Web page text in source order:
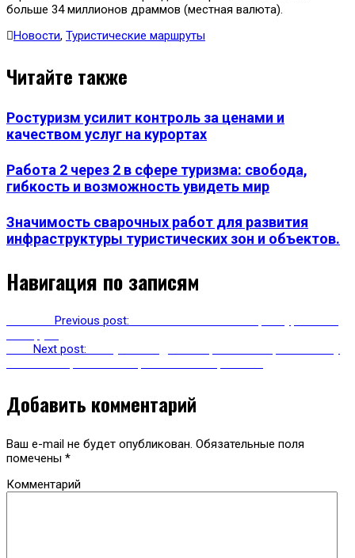
больше 34 миллионов драммов (местная валюта).
Новости, Туристические маршруты
Читайте также
Ростуризм усилит контроль за ценами и
качеством услуг на курортах
Работа 2 через 2 в сфере туризма: свобода,
гибкость и возможность увидеть мир
Значимость сварочных работ для развития
инфраструктуры туристических зон и объектов.
Навигация по записям
Previous post:
Next post:
Добавить комментарий
Ваш e-mail не будет опубликован. Обязательные поля
помечены *
Комментарий